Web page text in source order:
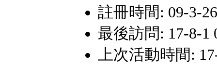
註冊時間: 09-3-
最後訪問: 17-8-1
上次活動時間: